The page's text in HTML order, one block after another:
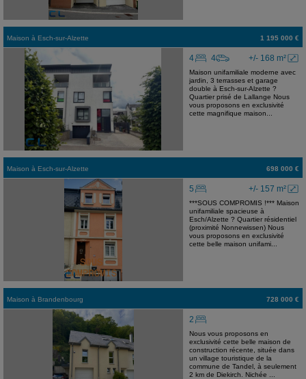
Maison à Esch-sur-Alzette 1 195 000 €
+/- 168 m²
4 4
Maison unifamiliale moderne avec
jardin, 3 terrasses et garage
double à Esch-sur-Alzette ?
Quartier prisé de Lallange Nous
vous proposons en exclusivité
cette magnifique maison...
Maison à Esch-sur-Alzette 698 000 €
+/- 157 m²
5
***SOUS COMPROMIS !*** Maison
unifamiliale spacieuse à
Esch/Alzette ? Quartier résidentiel
(proximité Nonnewissen) Nous
vous proposons en exclusivité
cette belle maison unifami...
Maison à Brandenbourg 728 000 €
2
Nous vous proposons en
exclusivité cette belle maison de
construction récente, située dans
un village touristique de la
commune de Tandel, à seulement
2 km de Diekirch. Nichée ...